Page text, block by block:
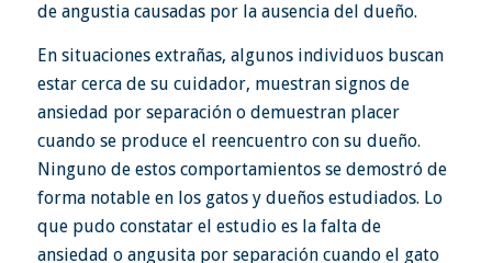
de angustia causadas por la ausencia del dueño.
En situaciones extrañas, algunos individuos buscan
estar cerca de su cuidador, muestran signos de
ansiedad por separación o demuestran placer
cuando se produce el reencuentro con su dueño.
Ninguno de estos comportamientos se demostró de
forma notable en los gatos y dueños estudiados. Lo
que pudo constatar el estudio es la falta de
ansiedad o angusita por separación cuando el gato